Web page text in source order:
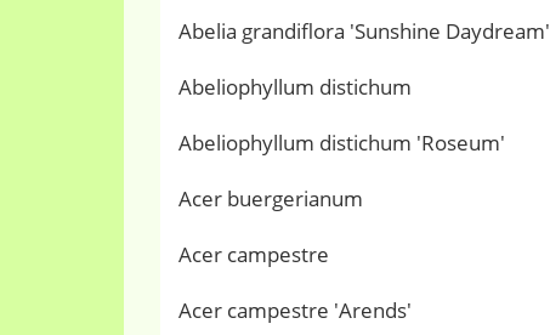
Abelia grandiflora 'Sunshine Daydream'
Abeliophyllum distichum
Abeliophyllum distichum 'Roseum'
Acer buergerianum
Acer campestre
Acer campestre 'Arends'